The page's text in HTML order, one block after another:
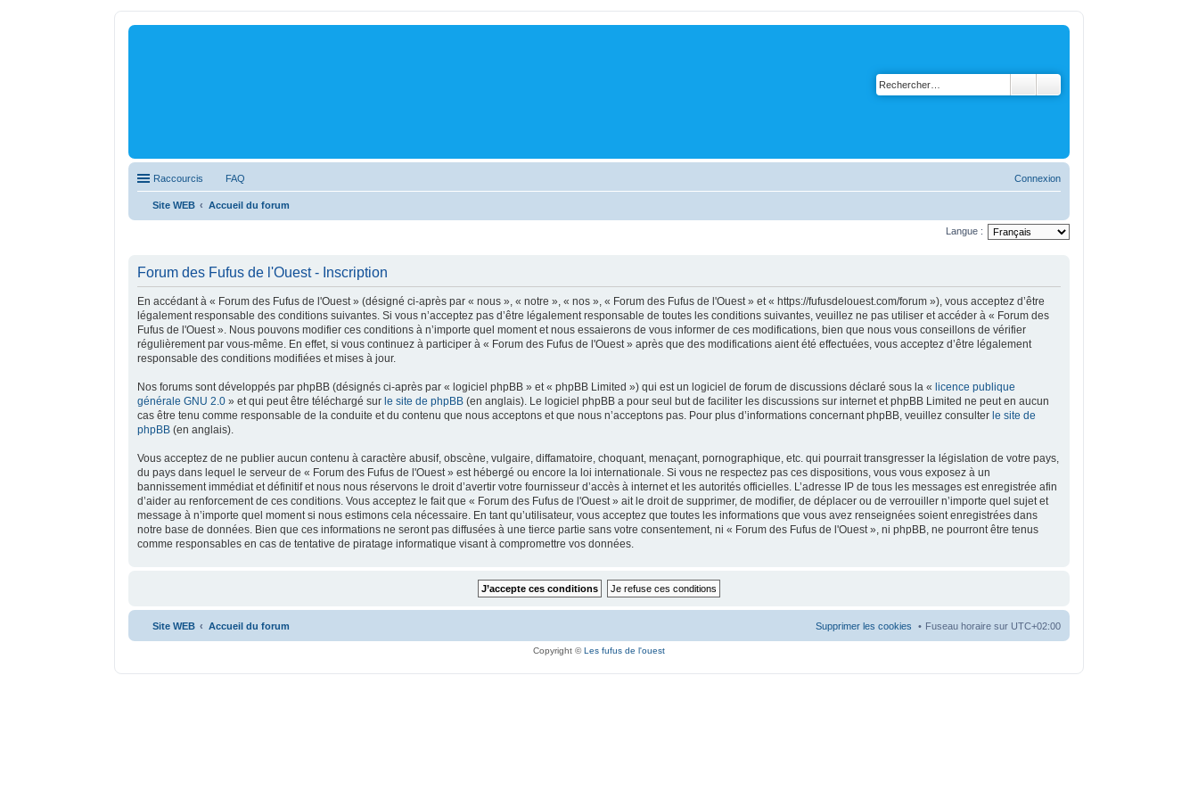
Raccourcis FAQ Connexion
Site WEB Accueil du forum
Langue :
Forum des Fufus de l'Ouest - Inscription
En accédant à « Forum des Fufus de l'Ouest » (désigné ci-après par « nous », « notre », « nos », « Forum des Fufus de l'Ouest » et « https://fufusdelouest.com/forum »), vous acceptez d’être
légalement responsable des conditions suivantes. Si vous n’acceptez pas d’être légalement responsable de toutes les conditions suivantes, veuillez ne pas utiliser et accéder à « Forum des
Fufus de l'Ouest ». Nous pouvons modifier ces conditions à n’importe quel moment et nous essaierons de vous informer de ces modifications, bien que nous vous conseillons de vérifier
régulièrement par vous-même. En effet, si vous continuez à participer à « Forum des Fufus de l'Ouest » après que des modifications aient été effectuées, vous acceptez d’être légalement
responsable des conditions modifiées et mises à jour.
Nos forums sont développés par phpBB (désignés ci-après par « logiciel phpBB » et « phpBB Limited ») qui est un logiciel de forum de discussions déclaré sous la « licence publique
générale GNU 2.0» et qui peut être téléchargé sur le site de phpBB(en anglais). Le logiciel phpBB a pour seul but de faciliter les discussions sur internet et phpBB Limited ne peut en aucun
cas être tenu comme responsable de la conduite et du contenu que nous acceptons et que nous n’acceptons pas. Pour plus d’informations concernant phpBB, veuillez consulter le site de
phpBB(en anglais).
Vous acceptez de ne publier aucun contenu à caractère abusif, obscène, vulgaire, diffamatoire, choquant, menaçant, pornographique, etc. qui pourrait transgresser la législation de votre pays,
du pays dans lequel le serveur de « Forum des Fufus de l'Ouest » est hébergé ou encore la loi internationale. Si vous ne respectez pas ces dispositions, vous vous exposez à un
bannissement immédiat et définitif et nous nous réservons le droit d’avertir votre fournisseur d’accès à internet et les autorités officielles. L’adresse IP de tous les messages est enregistrée afin
d’aider au renforcement de ces conditions. Vous acceptez le fait que « Forum des Fufus de l'Ouest » ait le droit de supprimer, de modifier, de déplacer ou de verrouiller n’importe quel sujet et
message à n’importe quel moment si nous estimons cela nécessaire. En tant qu’utilisateur, vous acceptez que toutes les informations que vous avez renseignées soient enregistrées dans
notre base de données. Bien que ces informations ne seront pas diffusées à une tierce partie sans votre consentement, ni « Forum des Fufus de l'Ouest », ni phpBB, ne pourront être tenus
comme responsables en cas de tentative de piratage informatique visant à compromettre vos données.
Site WEB Accueil du forum Fuseau horaire sur UTC+02:00
Supprimer les cookies
Copyright ©Les fufus de l'ouest